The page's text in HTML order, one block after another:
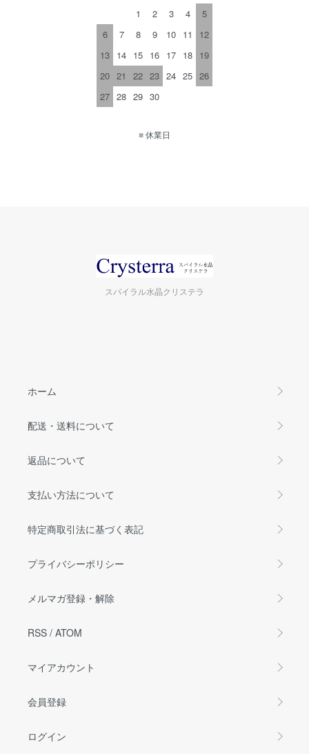
1
2 3 4
5
6
7 8 9 10 11
12
13 14 15 16 17 18 19
20 21 22 23 24 25 26
27 28 29 30
■休業日
スパイラル水晶クリステラ
ホーム
配送・送料について
返品について
支払い方法について
特定商取引法に基づく表記
プライバシーポリシー
メルマガ登録・解除
RSS / ATOM
マイアカウント
会員登録
ログイン